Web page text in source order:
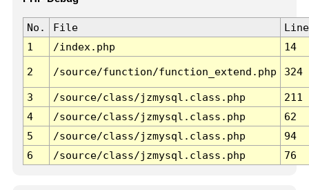
No. File
Line
1
/index.php 14
2 /source/function/function_extend.php 324
3 /source/class/jzmysql.class.php
211
4
/source/class/jzmysql.class.php
62
5
/source/class/jzmysql.class.php
94
6
/source/class/jzmysql.class.php 76